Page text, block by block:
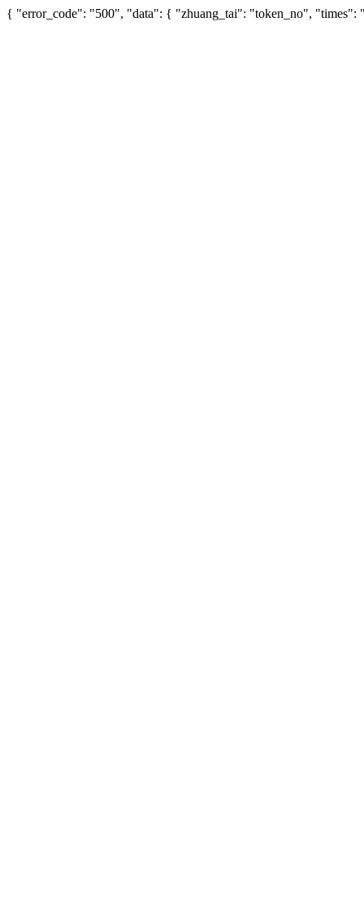
{ "error_code": "500", "data": { "zhuang_tai": "token_no", "times":